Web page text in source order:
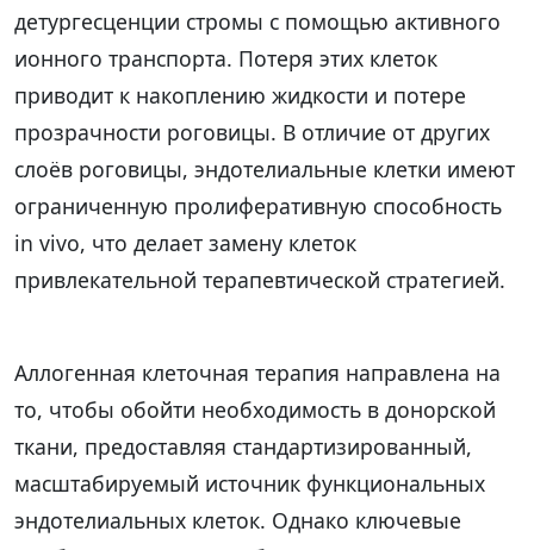
детургесценции стромы с помощью активного
ионного транспорта. Потеря этих клеток
приводит к накоплению жидкости и потере
прозрачности роговицы. В отличие от других
слоёв роговицы, эндотелиальные клетки имеют
ограниченную пролиферативную способность
in vivo, что делает замену клеток
привлекательной терапевтической стратегией.
Аллогенная клеточная терапия направлена на
то, чтобы обойти необходимость в донорской
ткани, предоставляя стандартизированный,
масштабируемый источник функциональных
эндотелиальных клеток. Однако ключевые